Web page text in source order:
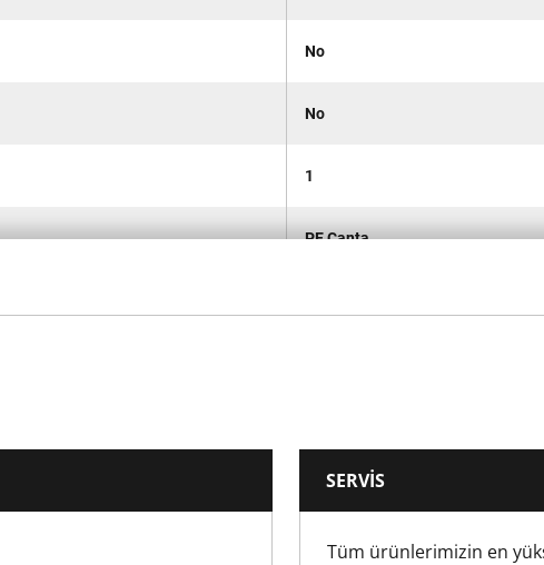
No
No
1
PE Çanta
ISO 1173, ISO 2351-2
SERVIS
Tüm ürünlerimizin en